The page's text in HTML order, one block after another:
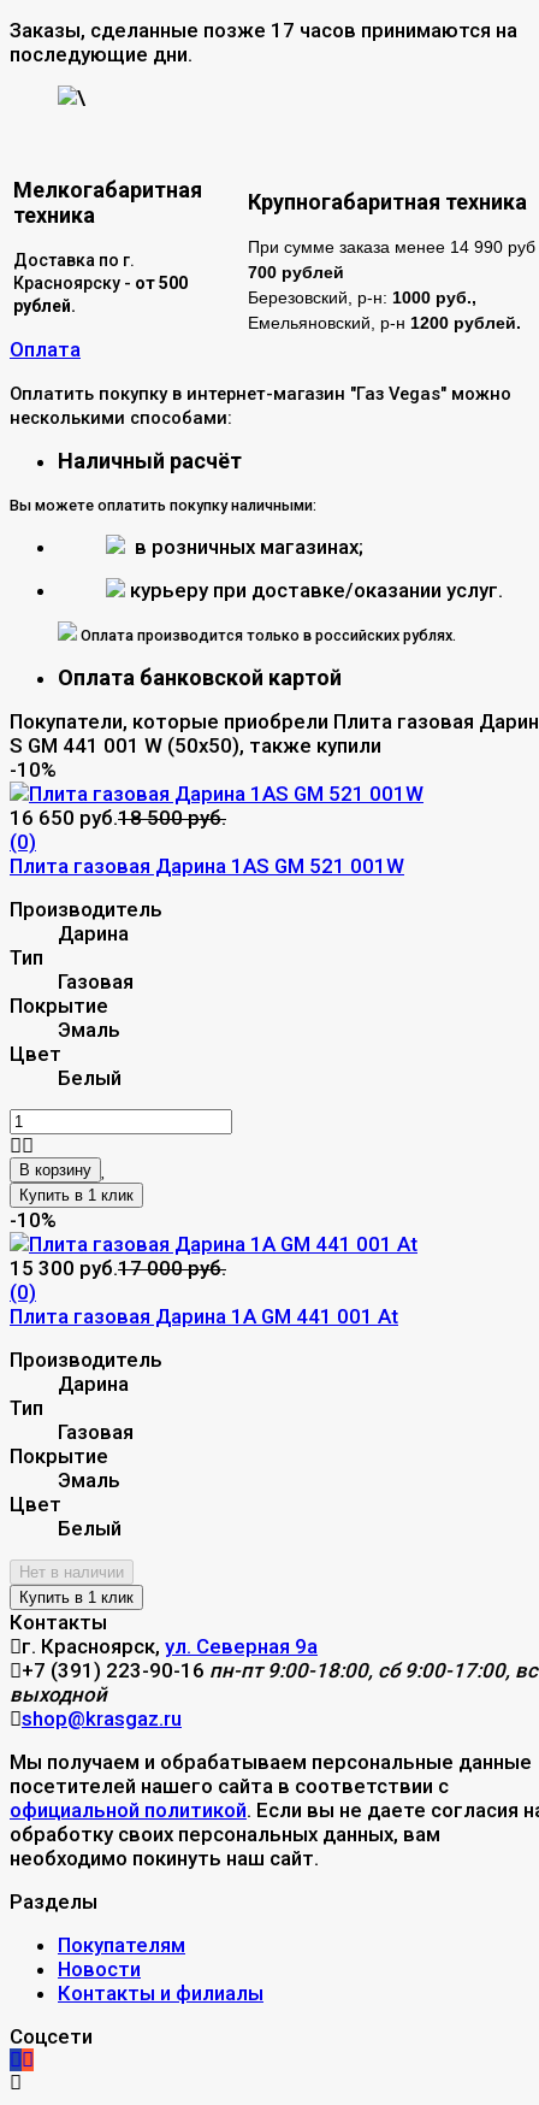
Заказы, сделанные позже 17 часов принимаются на
последующие дни.
\
Мелкогабаритная
техника
Крупногабаритная техника
Доставка по г.
Красноярску - от 500
рублей.
При сумме заказа менее 14 990 руб
700 рублей
Березовский, р-н: 1000 руб.,
Емельяновский, р-н 1200 рублей.
Оплата
Оплатить покупку в интернет-магазин "Газ Vegas" можно
несколькими способами:
Наличный расчёт
Вы можете оплатить покупку наличными:
в розничных магазинах;
курьеру при доставке/оказании услуг.
Оплата производится только в российских рублях.
Оплата банковской картой
Покупатели, которые приобрели Плита газовая
S GM 441 001 W (50х50), также купили
-10%
16 650 руб.18 500 руб.
(0)
Плита газовая Дарина 1AS GM 521 001W
Производитель
Дарина
Тип
Газовая
Покрытие
Эмаль
Цвет
Белый
В корзину
-10%
15 300 руб.17 000 руб.
(0)
Плита газовая Дарина 1A GM 441 001 At
Производитель
Дарина
Тип
Газовая
Покрытие
Эмаль
Цвет
Белый
Нет в наличии
Контакты
г. Красноярск, ул. Северная 9а
+7 (391) 223-90-16 пн-пт 9:00-18:00, сб 9:00-17:00,
выходной
shop@krasgaz.ru
Мы получаем и обрабатываем персональные данные
посетителей нашего сайта в соответствии с
официальной политикой. Если вы не даете согласия
обработку своих персональных данных, вам
необходимо покинуть наш сайт.
Разделы
Покупателям
Новости
Контакты и филиалы
Соцсети